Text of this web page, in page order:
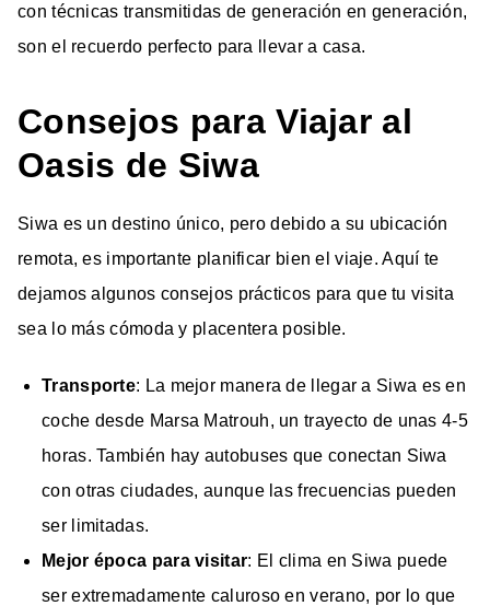
con técnicas transmitidas de generación en generación,
son el recuerdo perfecto para llevar a casa.
Consejos para Viajar al
Oasis de Siwa
Siwa es un destino único, pero debido a su ubicación
remota, es importante planificar bien el viaje. Aquí te
dejamos algunos consejos prácticos para que tu visita
sea lo más cómoda y placentera posible.
Transporte: La mejor manera de llegar a Siwa es en
coche desde Marsa Matrouh, un trayecto de unas 4-5
horas. También hay autobuses que conectan Siwa
con otras ciudades, aunque las frecuencias pueden
ser limitadas.
Mejor época para visitar: El clima en Siwa puede
ser extremadamente caluroso en verano, por lo que